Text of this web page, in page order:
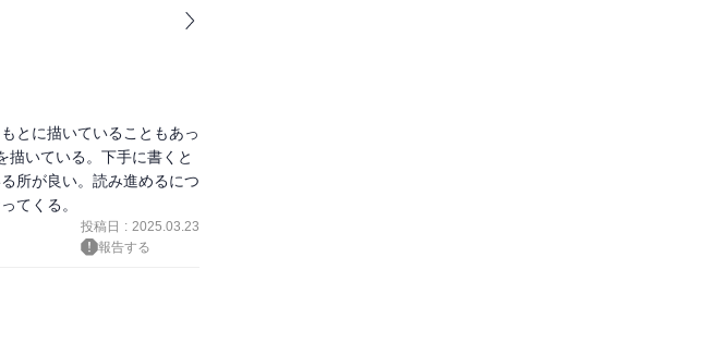
とに描いていることもあっ
描いている。下手に書くと
所が良い。読み進めるにつ
てくる。
投稿日 : 2025.03.23
報告する